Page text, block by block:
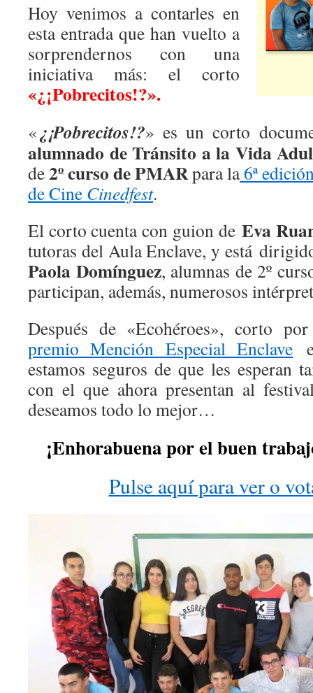
Hoy venimos a contarles en
esta entrada que han vuelto a
sorprendernos con una
iniciativa más: el corto
«¿¡Pobrecitos!?».
«¿¡Pobrecitos!?» es un corto
alumnado de Tránsito a la Vida
de2º curso de PMARpara la6ª
de Cine Cinedfest.
El corto cuenta con guion deEva
tutoras del Aula Enclave, y está
Paola Domínguez, alumnas de 2º
participan, además, numerosos
Después de «Ecohéroes», corto
premio Mención Especial Enclave
estamos seguros de que les esperan
con el que ahora presentan al
deseamos todo lo mejor…
¡Enhorabuena por el buen
Pulse aquí para ver o